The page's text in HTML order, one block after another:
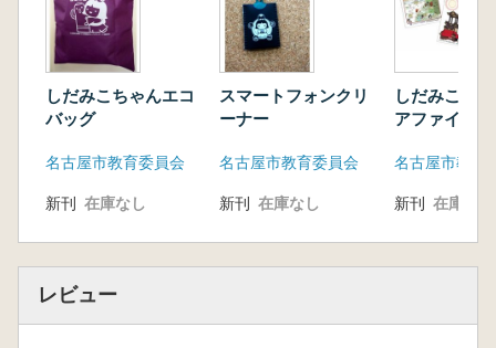
しだみこちゃんエコ
バッグ
名古屋市教育委員会
新刊 在庫なし
スマートフォンクリ
ーナー
名古屋市教育委員会
新刊 在庫なし
しだみこち
アファイル
名古屋市教育
新刊 在庫なし
レビュー